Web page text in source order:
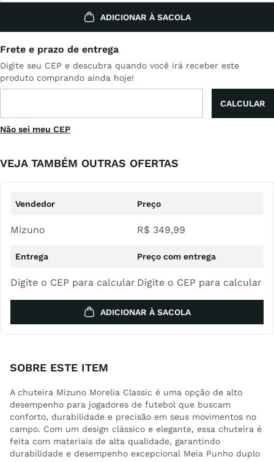
ADICIONAR À SACOLA
Não sei meu CEP
VEJA TAMBÉM OUTRAS OFERTAS
Mizuno R$ 349,99
Digite o CEP para calcular Digite o CEP para calcular
ADICIONAR À SACOLA
SOBRE ESTE ITEM
A chuteira Mizuno Morelia Classic é uma opção de alto
desempenho para jogadores de futebol que buscam
conforto, durabilidade e precisão em seus movimentos no
campo. Com um design clássico e elegante, essa chuteira é
feita com materiais de alta qualidade, garantindo
durabilidade e desempenho excepcional Meia Punho duplo